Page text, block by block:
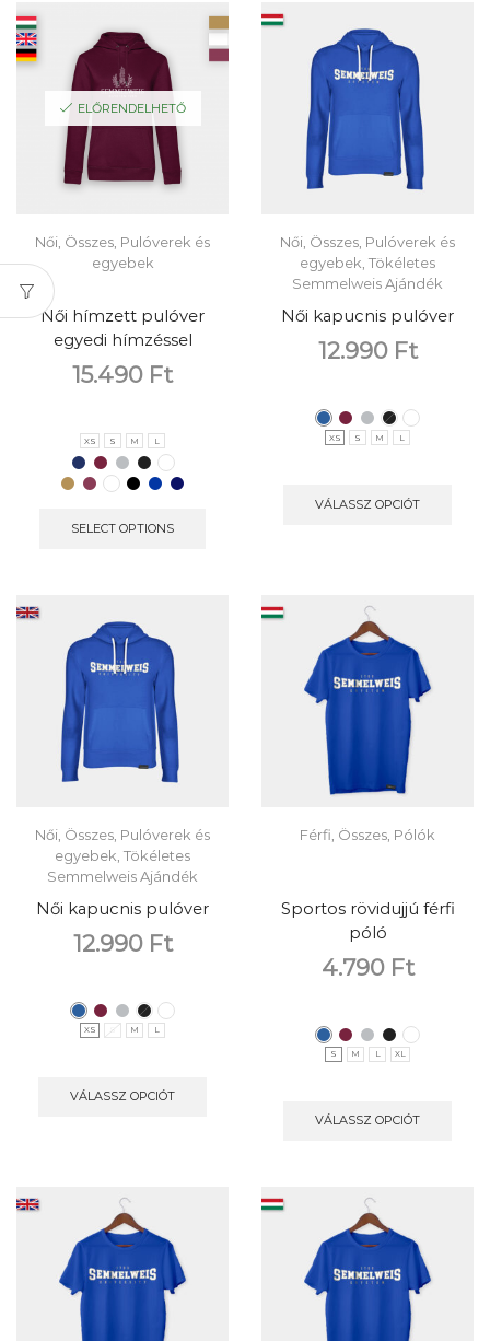
ELŐRENDELHETŐ
Női Összes Pulóverek és
egyebek
Női hímzett pulóver
egyedi hímzéssel
15.490 Ft
XS S M L
SELECT OPTIONS
Női Összes Pulóverek és
egyebek Tökéletes
Semmelweis Ajándék
Női kapucnis pulóver
12.990 Ft
XS S M L
VÁLASSZ OPCIÓT
Női Összes Pulóverek és
egyebek Tökéletes
Semmelweis Ajándék
Női kapucnis pulóver
12.990 Ft
XS S M L
VÁLASSZ OPCIÓT
Férfi Összes Pólók
Sportos rövidujjú férfi
póló
4.790 Ft
S M L XL
VÁLASSZ OPCIÓT